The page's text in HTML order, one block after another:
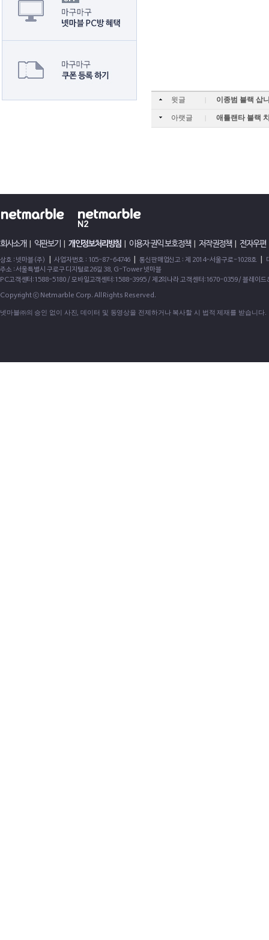
윗글 | 이종범 블랙 삽
아랫글 | 애틀랜타 블랙
회사소개 약관보기 개인정보처리방침 이용자 권익 보호정책| 저작권정책| 전자우편
상호 : 넷마블(주) 사업자번호 : 105-87-64746 통신판매업신고 : 제 2014-서울구로-1028호
주소 : 서울특별시 구로구 디지털로26길 38, G-Tower 넷마블
PC고객센터:1588-5180 / 모바일고객센터:1588-3995 / 제2의나라 고객센터:1670-0359 / 블레이
Copyright ⓒ Netmarble Corp. All Rights Reserved.
넷마블㈜의 승인 없이 사진, 데이터 및 동영상을 전제하거나 복사할 시 법적 제재를 받습니다.